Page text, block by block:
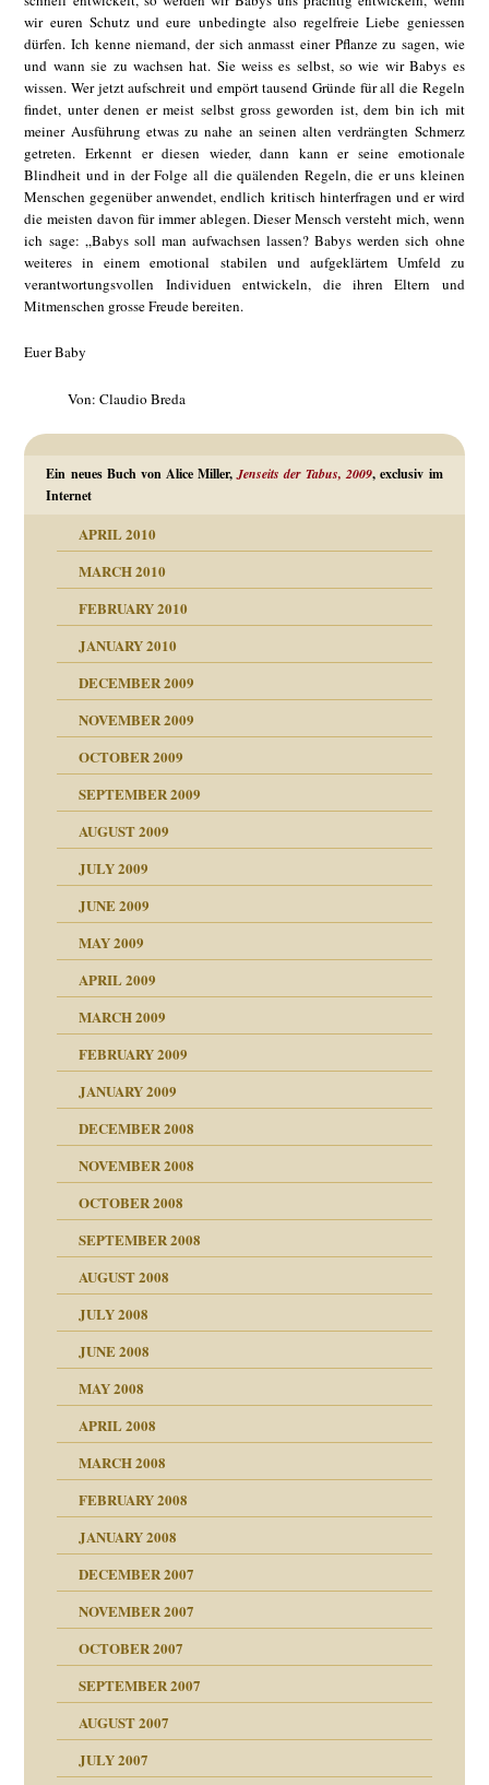
wir euren Schutz und eure unbedingte also regelfreie Liebe geniessen
dürfen. Ich kenne niemand, der sich anmasst einer Pflanze zu sagen, wie
und wann sie zu wachsen hat. Sie weiss es selbst, so wie wir Babys es
wissen. Wer jetzt aufschreit und empört tausend Gründe für all die Regeln
findet, unter denen er meist selbst gross geworden ist, dem bin ich mit
meiner Ausführung etwas zu nahe an seinen alten verdrängten Schmerz
getreten. Erkennt er diesen wieder, dann kann er seine emotionale
Blindheit und in der Folge all die quälenden Regeln, die er uns kleinen
Menschen gegenüber anwendet, endlich kritisch hinterfragen und er wird
die meisten davon für immer ablegen. Dieser Mensch versteht mich, wenn
ich sage: „Babys soll man aufwachsen lassen? Babys werden sich ohne
weiteres in einem emotional stabilen und aufgeklärtem Umfeld zu
verantwortungsvollen Individuen entwickeln, die ihren Eltern und
Mitmenschen grosse Freude bereiten.
Euer Baby
Von: Claudio Breda
Ein neues Buch von Alice Miller,Jenseits der Tabus, 2009, exclusiv im
Internet
APRIL 2010
MARCH 2010
FEBRUARY 2010
JANUARY 2010
DECEMBER 2009
NOVEMBER 2009
OCTOBER 2009
SEPTEMBER 2009
AUGUST 2009
JULY 2009
JUNE 2009
MAY 2009
APRIL 2009
MARCH 2009
FEBRUARY 2009
JANUARY 2009
DECEMBER 2008
NOVEMBER 2008
OCTOBER 2008
SEPTEMBER 2008
AUGUST 2008
JULY 2008
Juni 2008
JUNE 2008
und Staat
MAY 2008
APRIL 2008
MARCH 2008
FEBRUARY 2008
in meiner
JANUARY 2008
DECEMBER 2007
NOVEMBER 2007
OCTOBER 2007
SEPTEMBER 2007
AUGUST 2007
JULY 2007